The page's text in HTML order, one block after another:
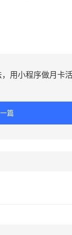
用小程序做月卡
篇